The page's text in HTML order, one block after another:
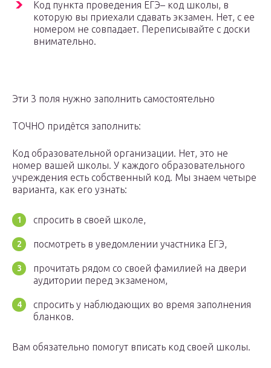
Код пункта проведения ЕГЭ– код школы, в
которую вы приехали сдавать экзамен. Нет, с ее
номером не совпадает. Переписывайте с доски
внимательно.
Эти 3 поля нужно заполнить самостоятельно
ТОЧНО придётся заполнить:
Код образовательной организации. Нет, это не
номер вашей школы. У каждого образовательного
учреждения есть собственный код. Мы знаем четыре
варианта, как его узнать:
спросить в своей школе,
посмотреть в уведомлении участника ЕГЭ,
прочитать рядом со своей фамилией на двери
аудитории перед экзаменом,
спросить у наблюдающих во время заполнения
бланков.
Вам обязательно помогут вписать код своей школы.